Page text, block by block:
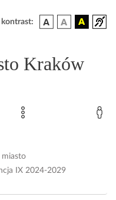
kontrast:
Kraków
miasto
IX 2024-2029